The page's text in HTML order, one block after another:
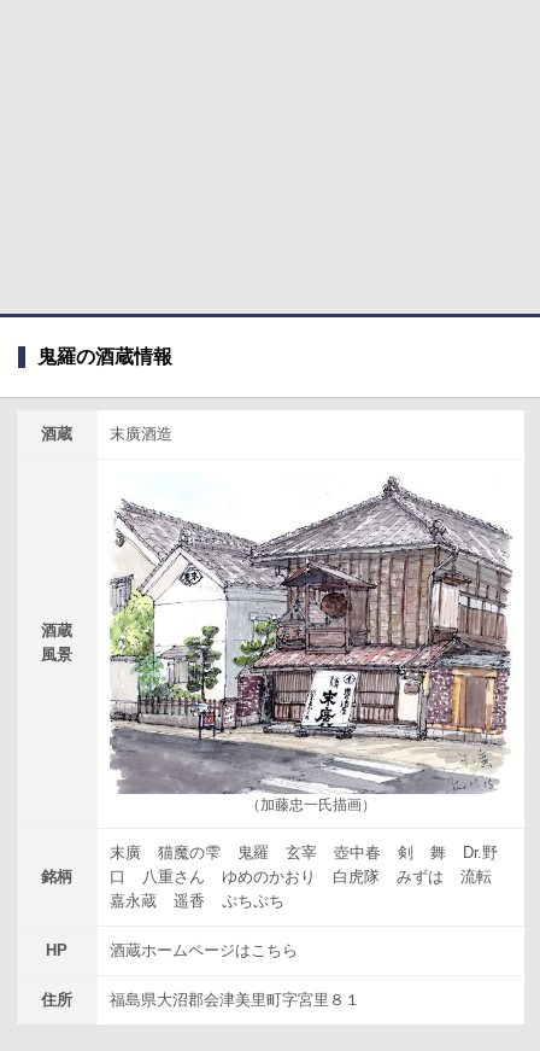
鬼羅の酒蔵情報
酒蔵 末廣酒造
酒蔵
風景
（加藤忠一氏描画）
銘柄
末廣 猫魔の雫 鬼羅 玄宰 壺中春 剣 舞
Dr.野
口
八重さん ゆめのかおり 白虎隊 みずは
流転
嘉永蔵
遥香 ぷちぷち
HP 酒蔵ホームページはこちら
住所 福島県大沼郡会津美里町字宮里８１